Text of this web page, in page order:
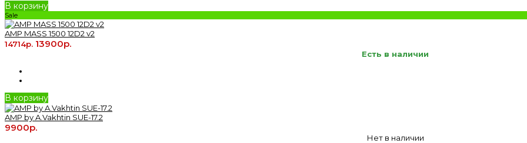
В корзину
Sale
AMP MASS 1500 12D2 v2
14714р. 13900р.
Есть в наличии
В корзину
AMP by A.Vakhtin SUE-17.2
9900р.
Нет в наличии